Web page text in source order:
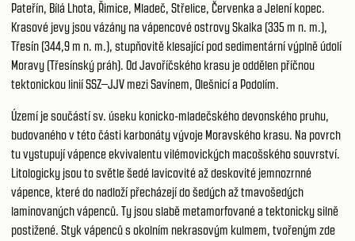
Pateřín, Bílá Lhota, Řimice, Mladeč, Střelice, Červenka a Jelení kopec.
Krasové jevy jsou vázány na vápencové ostrovy Skalka (335 m n. m.),
Třesín (344,9 m n. m.), stupňovitě klesající pod sedimentární výplně údolí
Moravy (Třesínský práh). Od Javoříčského krasu je oddělen příčnou
tektonickou linií SSZ–JJV mezi Savínem, Olešnicí a Podolím.
Území je součástí sv. úseku konicko-mladečského devonského pruhu,
budovaného v této části karbonáty vývoje Moravského krasu. Na povrch
tu vystupují vápence ekvivalentu vilémovických macošského souvrství.
Litologicky jsou to světle šedé lavicovité až deskovité jemnozrnné
vápence, které do nadloží přecházejí do šedých až tmavošedých
laminovaných vápenců. Ty jsou slabě metamorfované a tektonicky silně
postižené. Styk vápenců s okolním nekrasovým kulmem, tvořeným zde